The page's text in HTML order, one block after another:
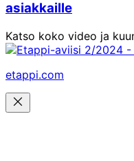
asiakkaille
Katso koko video ja
etappi.com